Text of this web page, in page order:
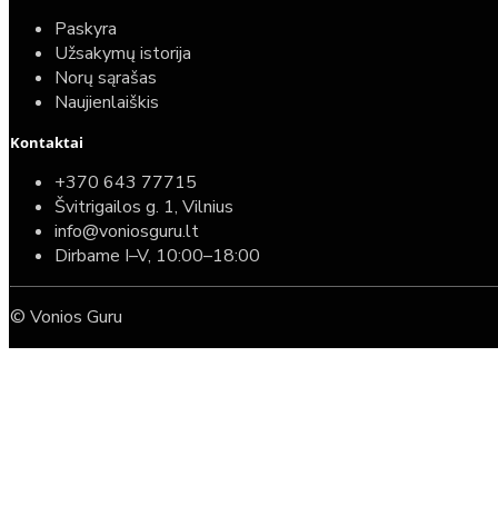
Paskyra
Užsakymų istorija
Norų sąrašas
Naujienlaiškis
Kontaktai
+370 643 77715
Švitrigailos g. 1, Vilnius
info@voniosguru.lt
Dirbame I–V, 10:00–18:00
© Vonios Guru